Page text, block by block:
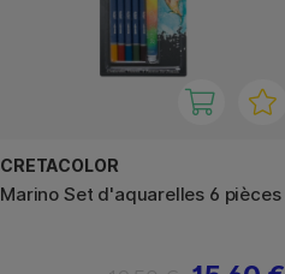
CRETACOLOR
Marino Set d'aquarelles 6 pièces